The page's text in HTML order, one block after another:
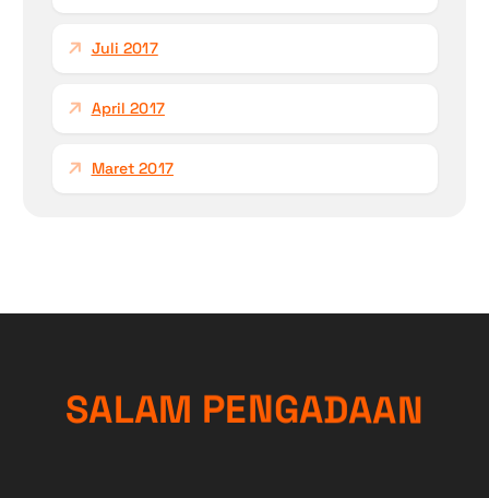
Juli 2017
April 2017
Maret 2017
SALAM PENGADAAN